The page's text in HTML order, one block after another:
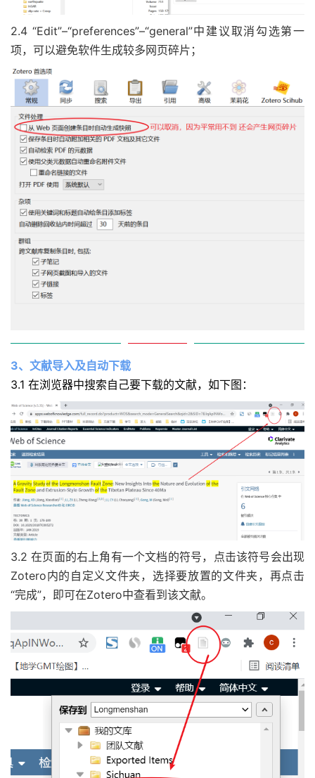
2.4 “Edit”–“preferences”–“general”中建议取消勾选第一
项，可以避免软件生成较多网页碎片；
3、文献导入及自动下载
3.1 在浏览器中搜索自己要下载的文献，如下图：
3.2 在页面的右上角有一个文档的符号，点击该符号会出现
Zotero内的自定义文件夹，选择要放置的文件夹，再点击
“完成”，即可在Zotero中查看到该文献。